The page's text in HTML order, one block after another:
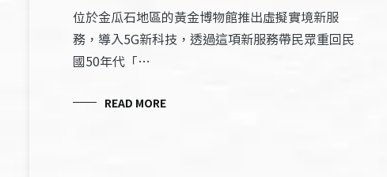
位於金瓜石地區的黃金博物館推出虛擬實境新服
務，導入5G新科技，透過這項新服務帶民眾重回民
國50年代「…
READ MORE